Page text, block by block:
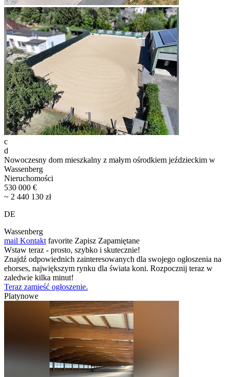
c
d
Nowoczesny dom mieszkalny z małym ośrodkiem jeździeckim w
Wassenberg
Nieruchomości
530 000 €
~ 2 440 130 zł
DE
Wassenberg
mail Kontakt favorite Zapisz Zapamiętane
Wstaw teraz - prosto, szybko i skutecznie!
Znajdź odpowiednich zainteresowanych dla swojego ogłoszenia na
ehorses, największym rynku dla świata koni. Rozpocznij teraz w
zaledwie kilka minut!
Teraz zamieść ogłoszenie.
Platynowe